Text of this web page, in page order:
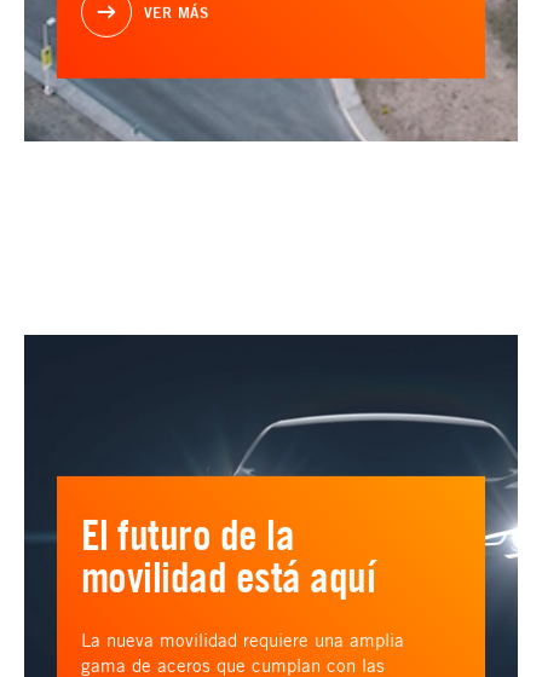
VER MÁS
El futuro de la
movilidad está aquí
La nueva movilidad requiere una amplia
gama de aceros que cumplan con las